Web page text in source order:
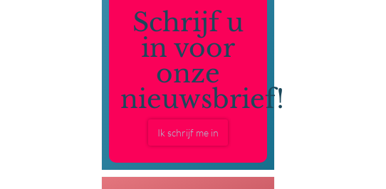
Schrijf u
in voor
onze
nieuwsbrief!
Ik schrijf me in